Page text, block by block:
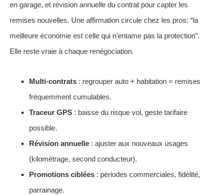
en garage, et révision annuelle du contrat pour capter les
remises nouvelles. Une affirmation circule chez les pros: “la
meilleure économie est celle qui n’entame pas la protection”.
Elle reste vraie à chaque renégociation.
Multi-contrats : regrouper auto + habitation = remises
fréquemment cumulables.
Traceur GPS : baisse du risque vol, geste tarifaire
possible.
Révision annuelle : ajuster aux nouveaux usages
(kilométrage, second conducteur).
Promotions ciblées : périodes commerciales, fidélité,
parrainage.